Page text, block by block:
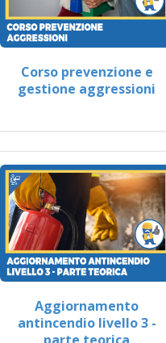
Corso prevenzione e
gestione aggressioni
Aggiornamento
antincendio livello 3 -
parte teorica